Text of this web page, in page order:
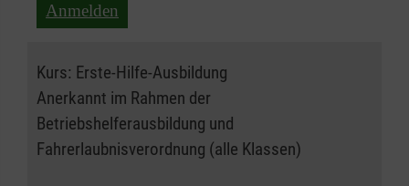
Anmelden
Kurs: Erste-Hilfe-Ausbildung
Anerkannt im Rahmen der
Betriebshelferausbildung und
Fahrerlaubnisverordnung (alle Klassen)